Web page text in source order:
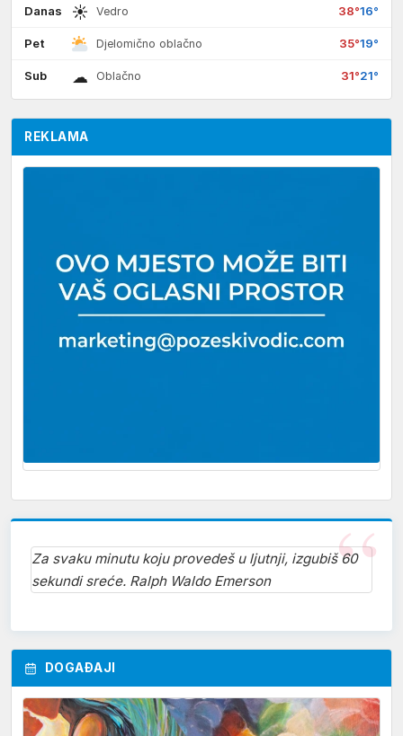
Danas ☀ Vedro 38°16°
Pet Djelomično oblačno 35°19°
Sub ☁ Oblačno 31°21°
REKLAMA
Za svaku minutu koju provedeš u ljutnji, izgubiš 60
sekundi sreće. Ralph Waldo Emerson
DOGAĐAJI